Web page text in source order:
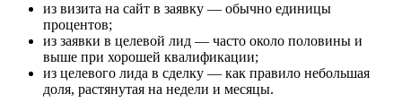
из визита на сайт в заявку — обычно единицы
процентов;
из заявки в целевой лид — часто около половины и
выше при хорошей квалификации;
из целевого лида в сделку — как правило небольшая
доля, растянутая на недели и месяцы.